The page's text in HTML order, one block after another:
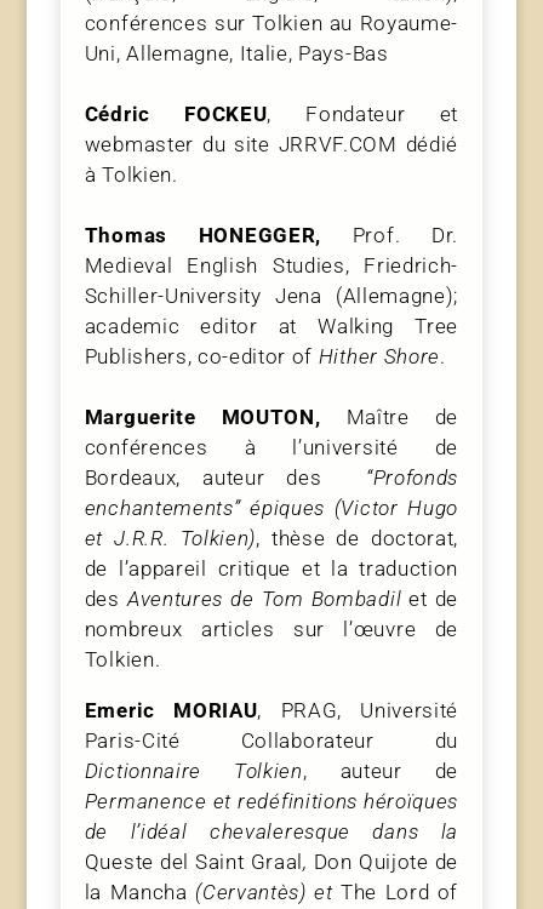
conférences sur Tolkien au Royaume-
Uni, Allemagne, Italie, Pays-Bas
Cédric FOCKEU, Fondateur et
webmaster du site JRRVF.COM dédié
à Tolkien.
Thomas HONEGGER, Prof. Dr.
Medieval English Studies, Friedrich-
Schiller-University Jena (Allemagne);
academic editor at Walking Tree
Publishers, co-editor of Hither Shore.
Marguerite MOUTON, Maître de
conférences à l’université de
Bordeaux, auteur des
“Profonds
enchantements” épiques (Victor Hugo
et J.R.R. Tolkien), thèse de doctorat,
de l’appareil critique et la traduction
desAventures de Tom Bombadil et de
nombreux articles sur l’œuvre de
Tolkien.
Emeric MORIAU, PRAG, Université
Paris-Cité Collaborateur du
Dictionnaire Tolkien, auteur de
Permanence et redéfinitions héroïques
de l’idéal chevaleresque dans la
Queste del Saint Graal, Don Quijote de
la Mancha (Cervantès) etThe Lord of